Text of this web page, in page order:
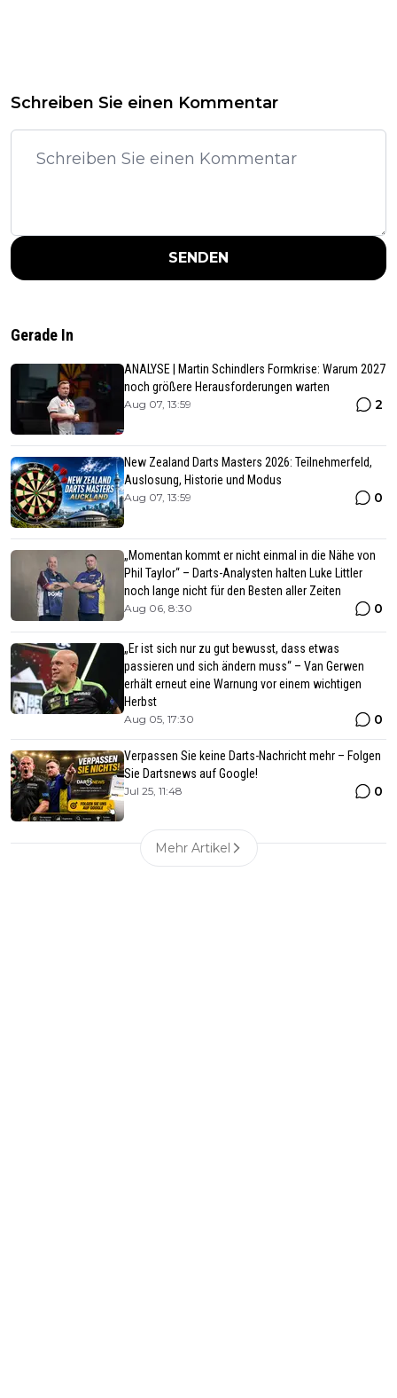
Schreiben Sie einen Kommentar
SENDEN
Gerade In
ANALYSE | Martin Schindlers Formkrise: Warum 2027
noch größere Herausforderungen warten
Aug 07, 13:59 2
New Zealand Darts Masters 2026: Teilnehmerfeld,
Auslosung, Historie und Modus
Aug 07, 13:59 0
„Momentan kommt er nicht einmal in die Nähe von
Phil Taylor“ – Darts-Analysten halten Luke Littler
noch lange nicht für den Besten aller Zeiten
Aug 06, 8:30 0
„Er ist sich nur zu gut bewusst, dass etwas
passieren und sich ändern muss“ – Van Gerwen
erhält erneut eine Warnung vor einem wichtigen
Herbst
Aug 05, 17:30 0
Verpassen Sie keine Darts-Nachricht mehr – Folgen
Sie Dartsnews auf Google!
Jul 25, 11:48 0
Mehr Artikel